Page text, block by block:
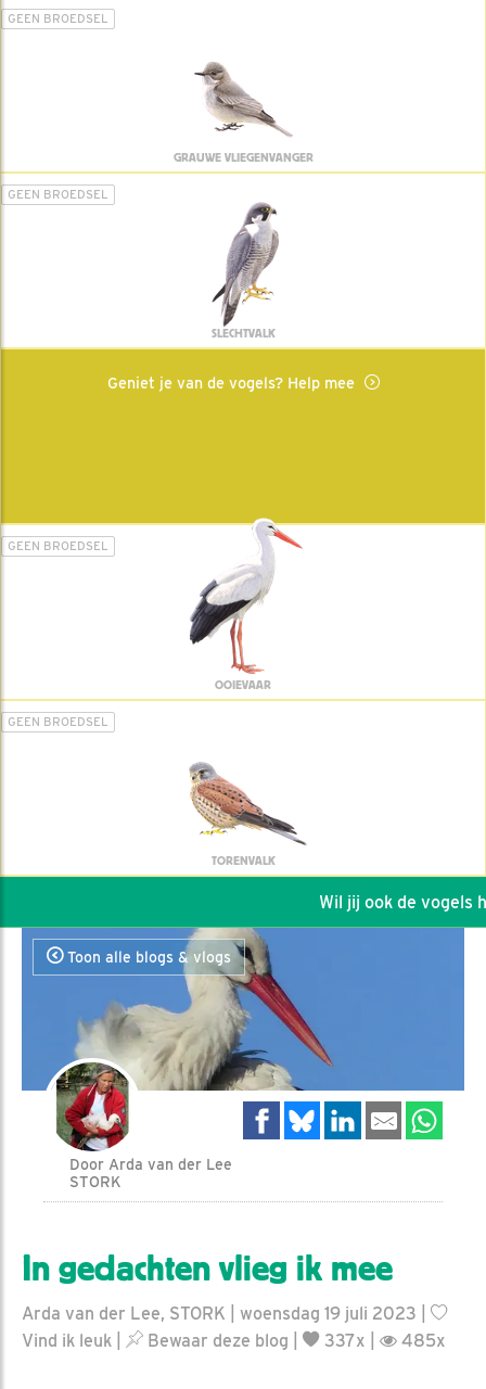
GEEN BROEDSEL
GRAUWE VLIEGENVANGER
GEEN BROEDSEL
SLECHTVALK
Geniet je van de vogels? Help mee
GEEN BROEDSEL
OOIEVAAR
GEEN BROEDSEL
TORENVALK
Wil jij ook de vogels
Toon alle blogs & vlogs
Door Arda van der Lee
STORK
In gedachten vlieg ik mee
Arda van der Lee, STORK | woensdag 19 juli 2023 |
Vind ik leuk
Bewaar deze blog 337x | 485x